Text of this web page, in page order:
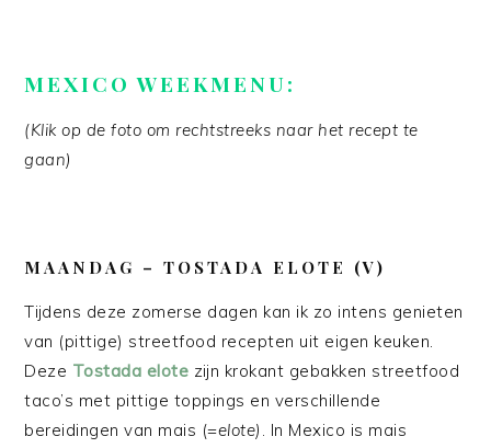
MEXICO WEEKMENU:
(Klik op de foto om rechtstreeks naar het recept te
gaan)
MAANDAG – TOSTADA ELOTE (V)
Tijdens deze zomerse dagen kan ik zo intens genieten
van (pittige) streetfood recepten uit eigen keuken.
Deze Tostada elote zijn krokant gebakken streetfood
taco’s met pittige toppings en verschillende
bereidingen van mais (=elote) . In Mexico is mais